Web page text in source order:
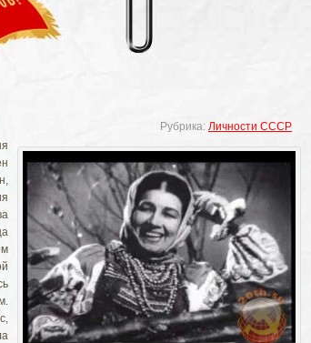
Рубрика: Личности СССР